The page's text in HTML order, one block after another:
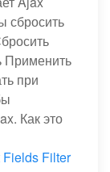
сбросить
Применить
при
Как это
Filter